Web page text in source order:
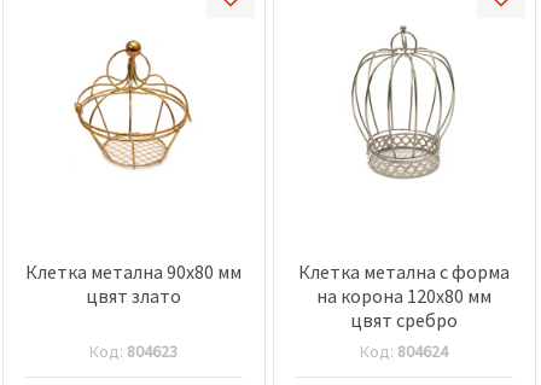
Клетка метална 90x80 мм
цвят злато
Код: 804623
Клетка метална с форма
на корона 120x80 мм
цвят сребро
Код: 804624